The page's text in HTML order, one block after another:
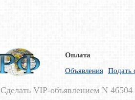
Оплата
Объявления
Подать
Сделать VIP-объявлением N 46504